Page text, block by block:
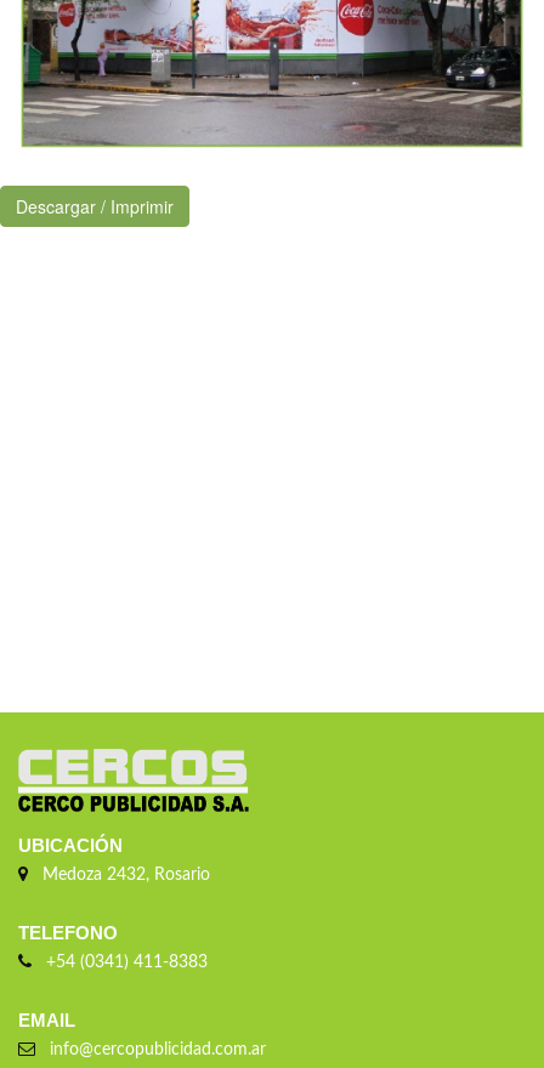
Descargar / Imprimir
UBICACIÓN
Medoza 2432, Rosario
TELEFONO
+54 (0341) 411-8383
EMAIL
info@cercopublicidad.com.ar